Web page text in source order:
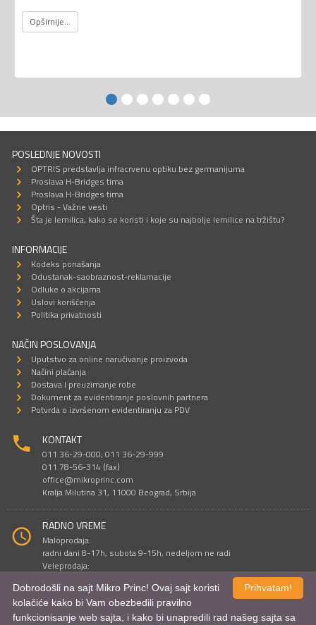
Opširnije...
POSLEDNJE NOVOSTI
OPTRIS predstavlja infracrvenu optiku bez germanijuma
Proslava H-Bridges tima
Proslava H-Bridges tima
Optris - Važne vesti
Šta je lemilica, kako se koristi i koje su najbolje lemilice na tržištu?
INFORMACIJE
Kodeks ponašanja
Odustanak-saobraznost-reklamacije
Odluke o akcijama
Uslovi korišćenja
Politika privatnosti
NAČIN POSLOVANJA
Uputstvo za online naručivanje proizvoda
Načini plaćanja
Dostava I preuzimanje robe
Dokument za evidentiranje poslovnih partnera
Potvrda o izvršenom evidentiranju za PDV
KONTAKT
011 36-29-000; 011 36-29-999
011 78-56-314 (fax)
office@mikroprinc.com
Kralja Milutina 31, 11000 Beograd, Srbija
RADNO VREME
Maloprodaja:
radni dani 8-17h, subota 9-15h, nedeljom ne radi
Veleprodaja:
Sve cene su iskazane u dinarima. PDV je uračunat u cenu.
Prihvatam!
Dobrodošli na sajt Mikro Princ! Ovaj sajt koristi
kolačiće kako bi Vam obezbedili pravilno
funkcionisanje web sajta, i kako bi unapredili rad našeg sajta sa